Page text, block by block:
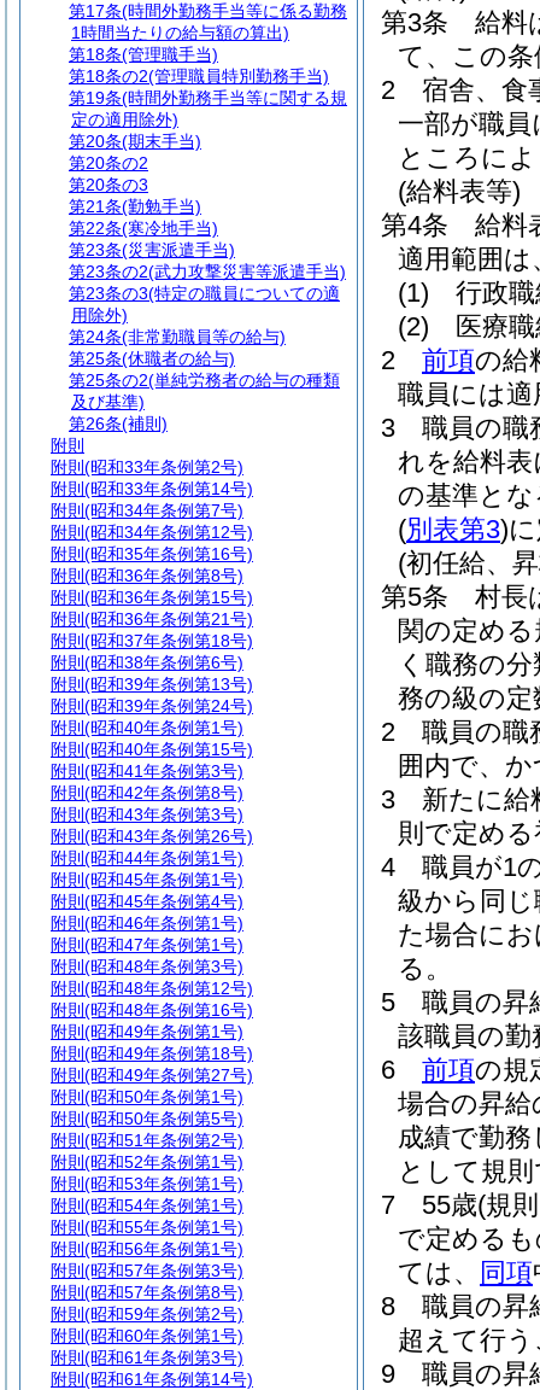
第3条
給料
て、この
2
宿舎、食
一部が職
ところに
(給料表等)
第4条
給料
適用範囲
(1)
行政
(2)
医療
2
前項の給
職員には
3
職員の職
れを給料
の基準と
(別表第3)
(初任給、
第5条
村長
関の定め
く職務の
務の級の
2
職員の職
囲内で、
3
新たに給
則で定め
4
職員が1
級から同
た場合に
る。
5
職員の昇
該職員の
6
前項の規
場合の昇
成績で勤
として規
7
55歳(規
で定める
ては、
同項
8
職員の昇
超えて行
9
職員の昇
第17条(時間外勤務手当等に係る勤務
1時間当たりの給与額の算出)
第18条(管理職手当)
第18条の2(管理職員特別勤務手当)
第19条(時間外勤務手当等に関する規
定の適用除外)
第20条(期末手当)
第20条の2
第20条の3
第21条(勤勉手当)
第22条(寒冷地手当)
第23条(災害派遣手当)
第23条の2(武力攻撃災害等派遣手当)
第23条の3(特定の職員についての適
用除外)
第24条(非常勤職員等の給与)
第25条(休職者の給与)
第25条の2(単純労務者の給与の種類
及び基準)
第26条(補則)
附則
附則 (昭和33年条例第2号)
附則 (昭和33年条例第14号)
附則 (昭和34年条例第7号)
附則 (昭和34年条例第12号)
附則 (昭和35年条例第16号)
附則 (昭和36年条例第8号)
附則 (昭和36年条例第15号)
附則 (昭和36年条例第21号)
附則 (昭和37年条例第18号)
附則 (昭和38年条例第6号)
附則 (昭和39年条例第13号)
附則 (昭和39年条例第24号)
附則 (昭和40年条例第1号)
附則 (昭和40年条例第15号)
附則 (昭和41年条例第3号)
附則 (昭和42年条例第8号)
附則 (昭和43年条例第3号)
附則 (昭和43年条例第26号)
附則 (昭和44年条例第1号)
附則 (昭和45年条例第1号)
附則 (昭和45年条例第4号)
附則 (昭和46年条例第1号)
附則 (昭和47年条例第1号)
附則 (昭和48年条例第3号)
附則 (昭和48年条例第12号)
附則 (昭和48年条例第16号)
附則 (昭和49年条例第1号)
附則 (昭和49年条例第18号)
附則 (昭和49年条例第27号)
附則 (昭和50年条例第1号)
附則 (昭和50年条例第5号)
附則 (昭和51年条例第2号)
附則 (昭和52年条例第1号)
附則 (昭和53年条例第1号)
附則 (昭和54年条例第1号)
附則 (昭和55年条例第1号)
附則 (昭和56年条例第1号)
附則 (昭和57年条例第3号)
附則 (昭和57年条例第8号)
附則 (昭和59年条例第2号)
附則 (昭和60年条例第1号)
附則 (昭和61年条例第3号)
附則 (昭和61年条例第14号)